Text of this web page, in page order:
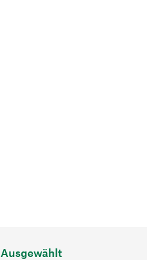
Ausgewählt